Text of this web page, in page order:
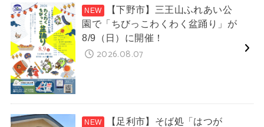
【下野市】三王山ふれあい公
園で「ちびっこわくわく盆踊り」が
8/9（日）に開催！
2026.08.07
【足利市】そば処「はつが